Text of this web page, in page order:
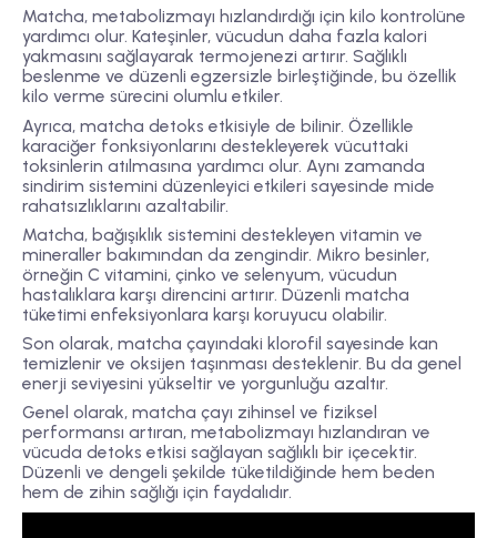
Matcha, metabolizmayı hızlandırdığı için kilo kontrolüne
yardımcı olur. Kateşinler, vücudun daha fazla kalori
yakmasını sağlayarak termojenezi artırır. Sağlıklı
beslenme ve düzenli egzersizle birleştiğinde, bu özellik
kilo verme sürecini olumlu etkiler.
Ayrıca, matcha detoks etkisiyle de bilinir. Özellikle
karaciğer fonksiyonlarını destekleyerek vücuttaki
toksinlerin atılmasına yardımcı olur. Aynı zamanda
sindirim sistemini düzenleyici etkileri sayesinde mide
rahatsızlıklarını azaltabilir.
Matcha, bağışıklık sistemini destekleyen vitamin ve
mineraller bakımından da zengindir. Mikro besinler,
örneğin C vitamini, çinko ve selenyum, vücudun
hastalıklara karşı direncini artırır. Düzenli matcha
tüketimi enfeksiyonlara karşı koruyucu olabilir.
Son olarak, matcha çayındaki klorofil sayesinde kan
temizlenir ve oksijen taşınması desteklenir. Bu da genel
enerji seviyesini yükseltir ve yorgunluğu azaltır.
Genel olarak, matcha çayı zihinsel ve fiziksel
performansı artıran, metabolizmayı hızlandıran ve
vücuda detoks etkisi sağlayan sağlıklı bir içecektir.
Düzenli ve dengeli şekilde tüketildiğinde hem beden
hem de zihin sağlığı için faydalıdır.